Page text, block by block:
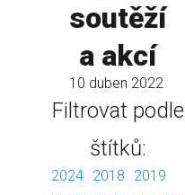
soutěží
a akcí
10 duben 2022
Filtrovat podle
štítků:
2024 2018
2019